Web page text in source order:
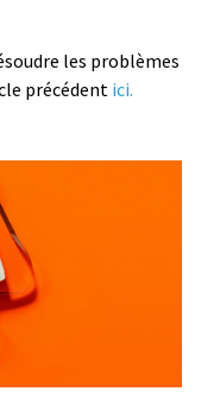
les problèmes
précédent ici.